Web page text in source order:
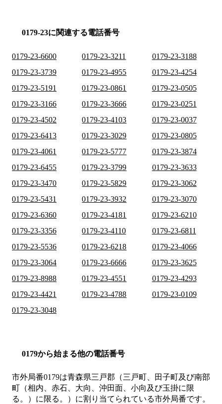
0179-23に関連する電話番号
0179-23-6600 0179-23-3211
0179-23-3188
0179-23-3739
0179-23-4955
0179-23-4254
0179-23-5191
0179-23-0861
0179-23-0505
0179-23-3166
0179-23-3666
0179-23-0251
0179-23-4502
0179-23-4103
0179-23-0037
0179-23-6413
0179-23-3029
0179-23-0805
0179-23-4061
0179-23-5777
0179-23-3874
0179-23-6455
0179-23-3799
0179-23-3633
0179-23-3470
0179-23-5829
0179-23-3062
0179-23-5431
0179-23-3932
0179-23-3070
0179-23-6360
0179-23-4181
0179-23-6210
0179-23-3356
0179-23-4110
0179-23-6811
0179-23-5536
0179-23-6218
0179-23-4066
0179-23-3064
0179-23-6666
0179-23-3625
0179-23-8988
0179-23-4551
0179-23-4293
0179-23-4421
0179-23-4788
0179-23-0109
0179-23-3048
0179から始まる他の電話番号
市外局番0179は青森県三戸郡（三戸町、田子町及び南部
町（相内、赤石、大向、沖田面、小向及び玉掛に限
る。）に限る。） に割り当てられている市外局番です。